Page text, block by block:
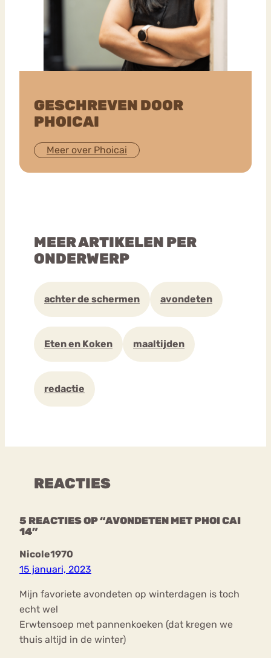
GESCHREVEN DOOR
PHOICAI
Meer over Phoicai
MEER ARTIKELEN PER
ONDERWERP
achter de schermen avondeten
Eten en Koken maaltijden
redactie
REACTIES
5 REACTIES OP “AVONDETEN MET PHOI CAI
14”
Nicole1970
15 januari, 2023
Mijn favoriete avondeten op winterdagen is toch
echt wel
Erwtensoep met pannenkoeken (dat kregen we
thuis altijd in de winter)